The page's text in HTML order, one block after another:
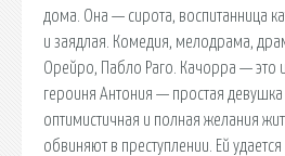
дома. Она — сирота, воспитанница
и заядлая. Комедия, мелодрама,
Орейро, Пабло Раго. Качорра — это
героиня Антония — простая девушка
оптимистичная и полная желания
обвиняют в преступлении. Ей